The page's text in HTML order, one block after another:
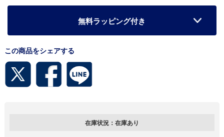
無料ラッピング付き
この商品をシェアする
在庫状況： 在庫あり